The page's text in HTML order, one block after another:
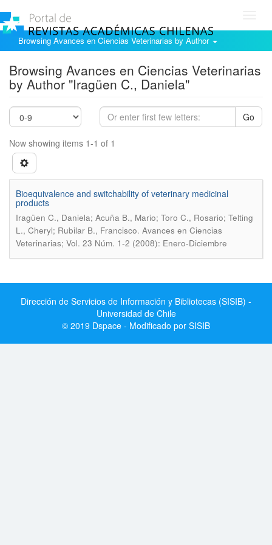
Browsing Avances en Ciencias Veterinarias by Author
Browsing Avances en Ciencias Veterinarias
by Author "Iragüen C., Daniela"
Go
Now showing items 1-1 of 1
Bioequivalence and switchability of veterinary medicinal
products
Iragüen C., Daniela; Acuña B., Mario; Toro C., Rosario; Telting
L., Cheryl; Rubilar B., Francisco. Avances en Ciencias
Veterinarias; Vol. 23 Núm. 1-2 (2008): Enero-Diciembre
Dirección de Servicios de Información y Bibliotecas (SISIB) -
Universidad de Chile
© 2019 Dspace - Modificado por SISIB